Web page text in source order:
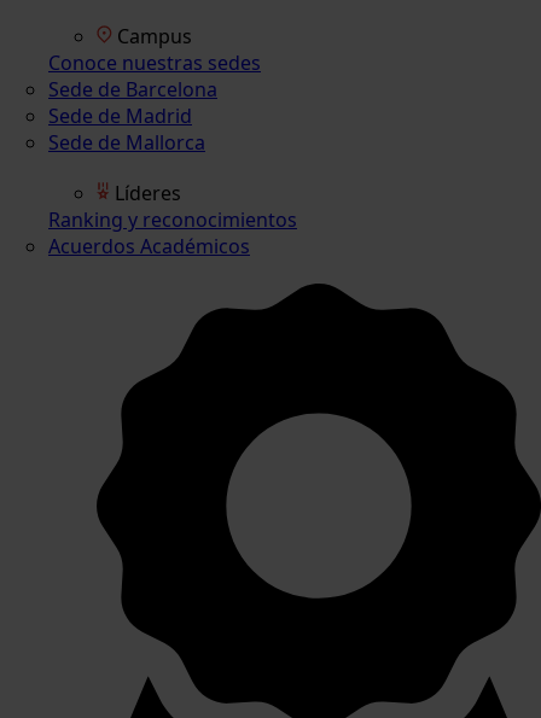
Campus
Conoce nuestras sedes
Sede de Barcelona
Sede de Madrid
Sede de Mallorca
Líderes
Ranking y reconocimientos
Acuerdos Académicos